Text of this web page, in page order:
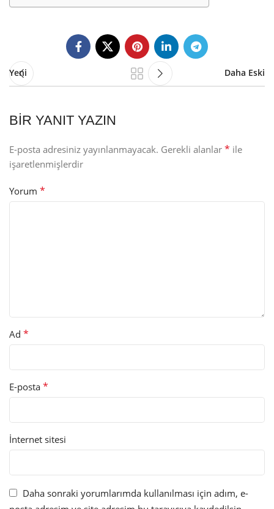
Yeni Daha Eski
BIR YANIT YAZIN
E-posta adresiniz yayınlanmayacak. Gerekli alanlar * ile
işaretlenmişlerdir
Yorum *
Ad *
E-posta *
İnternet sitesi
Daha sonraki yorumlarımda kullanılması için adım, e-